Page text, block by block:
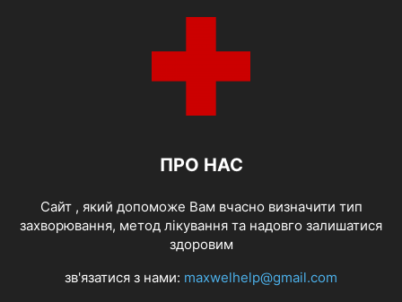
ПРО НАС
Cайт , який допоможе Вам вчасно визначити тип
захворювання, метод лікування та надовго залишатися
здоровим
зв'язатися з нами: maxwelhelp@gmail.com